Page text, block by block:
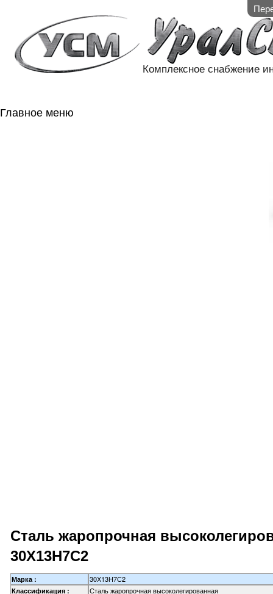
Комплексное снабжение
Главное меню
Сталь жаропрочная
30Х13Н7С2
Марка : 30Х13Н7С2
Классификация : Сталь жаропрочная высоколегированная